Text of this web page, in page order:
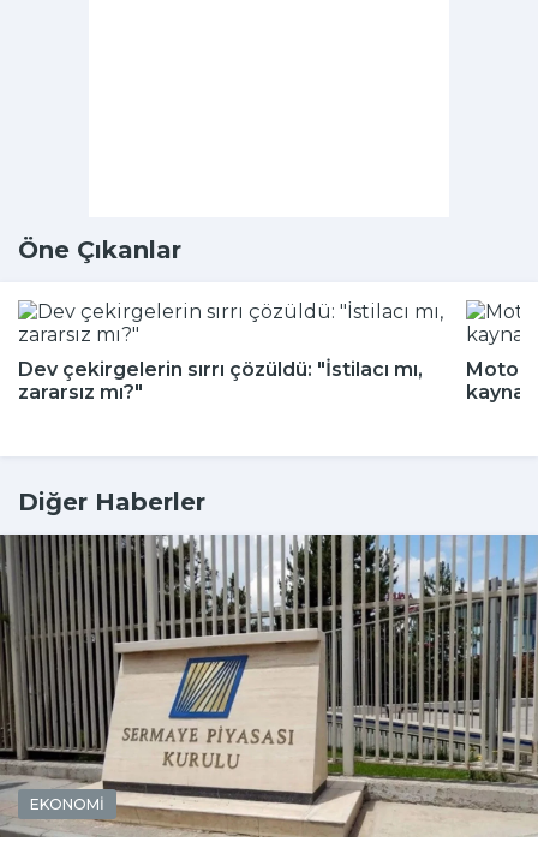
Öne Çıkanlar
Dev çekirgelerin sırrı çözüldü: "İstilacı mı,
zararsız mı?"
Diğer Haberler
EKONOMİ